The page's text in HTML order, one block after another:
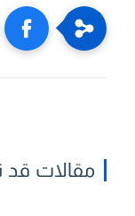
مقالات